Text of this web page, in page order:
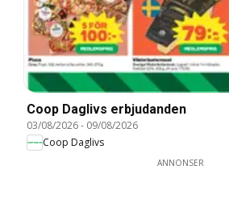
Coop Daglivs erbjudanden
03/08/2026- 09/08/2026
Coop Daglivs
ANNONSER